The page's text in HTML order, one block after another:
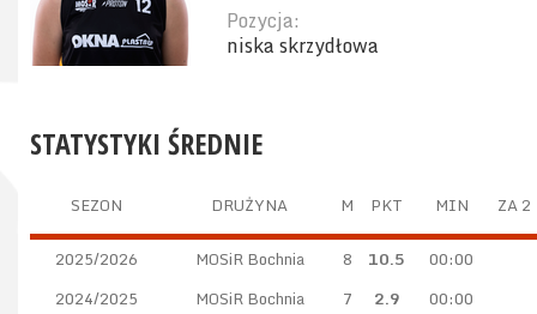
Pozycja:
niska skrzydłowa
STATYSTYKI ŚREDNIE
SEZON DRUŻYNA M PKT MIN ZA 2
2025/2026 MOSiR Bochnia 8 10.5
00:00
2024/2025
MOSiR Bochnia 7 2.9 00:00